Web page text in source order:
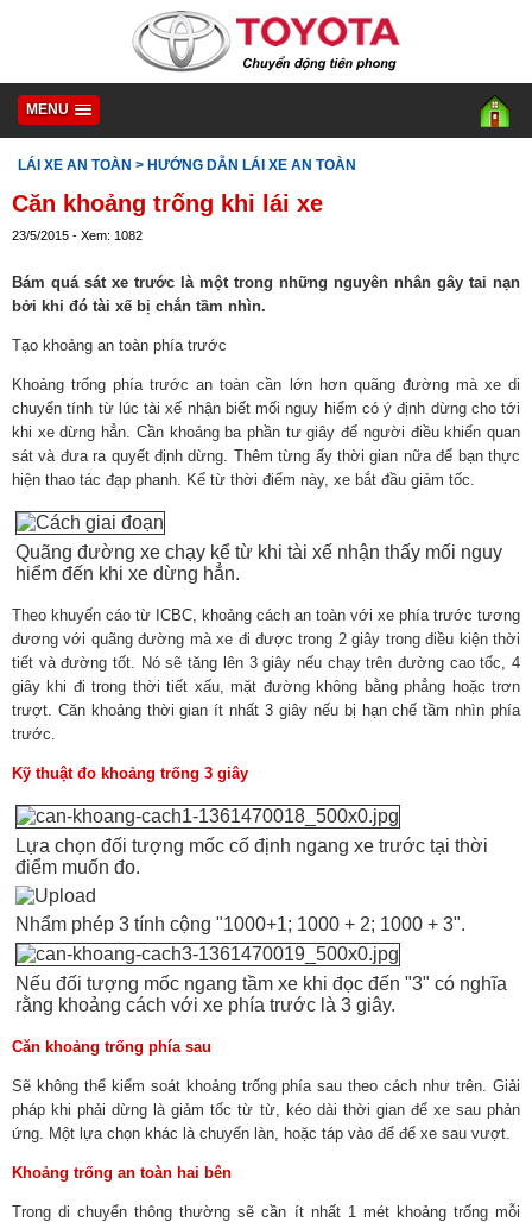
MENU
LÁI XE AN TOÀN > HƯỚNG DẪN LÁI XE AN TOÀN
Căn khoảng trống khi lái xe
23/5/2015 - Xem: 1082
Bám quá sát xe trước là một trong những nguyên nhân gây tai nạn
bởi khi đó tài xế bị chắn tầm nhìn.
Tạo khoảng an toàn phía trước
Khoảng trống phía trước an toàn cần lớn hơn quãng đường mà xe di
chuyển tính từ lúc tài xế nhận biết mối nguy hiểm có ý định dừng cho tới
khi xe dừng hẳn. Cần khoảng ba phần tư giây để người điều khiển quan
sát và đưa ra quyết định dừng. Thêm từng ấy thời gian nữa để bạn thực
hiện thao tác đạp phanh. Kể từ thời điểm này, xe bắt đầu giảm tốc.
Quãng đường xe chạy kể từ khi tài xế nhận thấy mối nguy
hiểm đến khi xe dừng hẳn.
Theo khuyến cáo từ ICBC, khoảng cách an toàn với xe phía trước tương
đương với quãng đường mà xe đi được trong 2 giây trong điều kiện thời
tiết và đường tốt. Nó sẽ tăng lên 3 giây nếu chạy trên đường cao tốc, 4
giây khi đi trong thời tiết xấu, mặt đường không bằng phẳng hoặc trơn
trượt. Căn khoảng thời gian ít nhất 3 giây nếu bị hạn chế tầm nhìn phía
trước.
Kỹ thuật đo khoảng trống 3 giây
Lựa chọn đối tượng mốc cố định ngang xe trước tại thời
điểm muốn đo.
Nhẩm phép 3 tính cộng "1000+1; 1000 + 2; 1000 + 3".
Nếu đối tượng mốc ngang tầm xe khi đọc đến "3" có nghĩa
rằng khoảng cách với xe phía trước là 3 giây.
Căn khoảng trống phía sau
Sẽ không thể kiểm soát khoảng trống phía sau theo cách như trên. Giải
pháp khi phải dừng là giảm tốc từ từ, kéo dài thời gian để xe sau phản
ứng. Một lựa chọn khác là chuyển làn, hoặc táp vào để để xe sau vượt.
Khoảng trống an toàn hai bên
Trong di chuyển thông thường sẽ cần ít nhất 1 mét khoảng trống mỗi